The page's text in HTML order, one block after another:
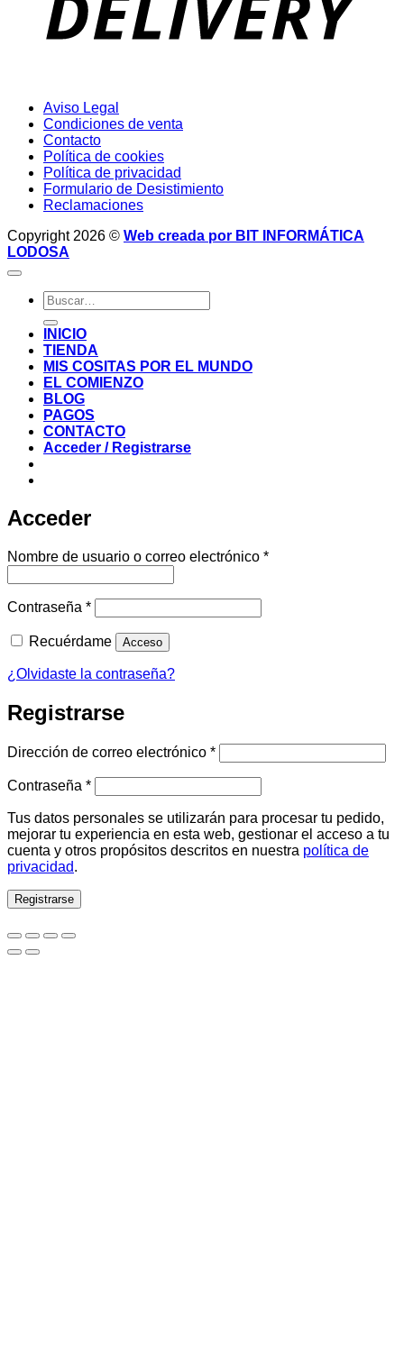
Aviso Legal
Condiciones de venta
Contacto
Política de cookies
Política de privacidad
Formulario de Desistimiento
Reclamaciones
Copyright 2026 © Web creada por BIT INFORMÁTICA
LODOSA
Buscar
por:
INICIO
TIENDA
MIS COSITAS POR EL MUNDO
EL COMIENZO
BLOG
PAGOS
CONTACTO
Acceder / Registrarse
Acceder
Nombre de usuario o correo electrónico *Obligatorio
Contraseña *Obligatorio
Recuérdame Acceso
¿Olvidaste la contraseña?
Registrarse
Dirección de correo electrónico *Obligatorio
Contraseña *Obligatorio
Tus datos personales se utilizarán para procesar tu pedido,
mejorar tu experiencia en esta web, gestionar el acceso a tu
cuenta y otros propósitos descritos en nuestra política de
privacidad.
Registrarse